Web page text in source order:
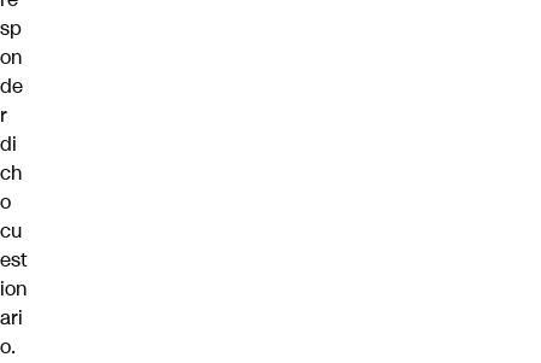
sp
on
de
r
di
ch
o
cu
est
ion
ari
o.